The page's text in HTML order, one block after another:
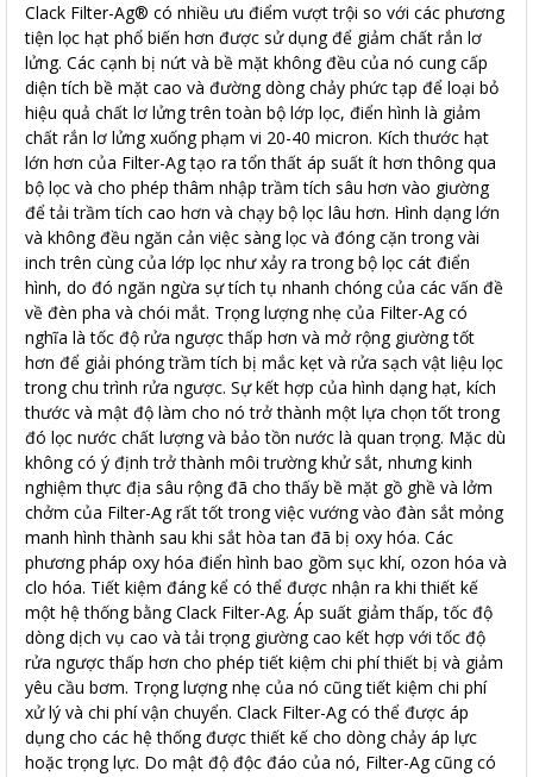
Clack Filter-Ag® có nhiều ưu điểm vượt trội so với các phương
tiện lọc hạt phổ biến hơn được sử dụng để giảm chất rắn lơ
lửng. Các cạnh bị nứt và bề mặt không đều của nó cung cấp
diện tích bề mặt cao và đường dòng chảy phức tạp để loại bỏ
hiệu quả chất lơ lửng trên toàn bộ lớp lọc, điển hình là giảm
chất rắn lơ lửng xuống phạm vi 20-40 micron. Kích thước hạt
lớn hơn của Filter-Ag tạo ra tổn thất áp suất ít hơn thông qua
bộ lọc và cho phép thâm nhập trầm tích sâu hơn vào giường
để tải trầm tích cao hơn và chạy bộ lọc lâu hơn. Hình dạng lớn
và không đều ngăn cản việc sàng lọc và đóng cặn trong vài
inch trên cùng của lớp lọc như xảy ra trong bộ lọc cát điển
hình, do đó ngăn ngừa sự tích tụ nhanh chóng của các vấn đề
về đèn pha và chói mắt. Trọng lượng nhẹ của Filter-Ag có
nghĩa là tốc độ rửa ngược thấp hơn và mở rộng giường tốt
hơn để giải phóng trầm tích bị mắc kẹt và rửa sạch vật liệu lọc
trong chu trình rửa ngược. Sự kết hợp của hình dạng hạt, kích
thước và mật độ làm cho nó trở thành một lựa chọn tốt trong
đó lọc nước chất lượng và bảo tồn nước là quan trọng. Mặc dù
không có ý định trở thành môi trường khử sắt, nhưng kinh
nghiệm thực địa sâu rộng đã cho thấy bề mặt gồ ghề và lởm
chởm của Filter-Ag rất tốt trong việc vướng vào đàn sắt mỏng
manh hình thành sau khi sắt hòa tan đã bị oxy hóa. Các
phương pháp oxy hóa điển hình bao gồm sục khí, ozon hóa và
clo hóa. Tiết kiệm đáng kể có thể được nhận ra khi thiết kế
một hệ thống bằng Clack Filter-Ag. Áp suất giảm thấp, tốc độ
dòng dịch vụ cao và tải trọng giường cao kết hợp với tốc độ
rửa ngược thấp hơn cho phép tiết kiệm chi phí thiết bị và giảm
yêu cầu bơm. Trọng lượng nhẹ của nó cũng tiết kiệm chi phí
xử lý và chi phí vận chuyển. Clack Filter-Ag có thể được áp
dụng cho các hệ thống được thiết kế cho dòng chảy áp lực
hoặc trọng lực. Do mật độ độc đáo của nó, Filter-Ag cũng có